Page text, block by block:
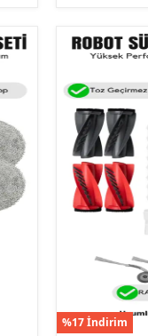
%17 İndirim